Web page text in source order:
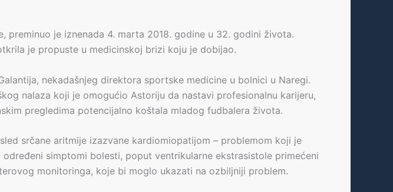
preminuo je iznenada 4. marta 2018. godine u 32. godini života.
je propuste u medicinskoj brizi koju je dobijao.
nekadašnjeg direktora sportske medicine u bolnici u Naregi.
nalaza koji je omogućio Astoriju da nastavi profesionalnu karijeru,
pregledima potencijalno koštala mladog fudbalera života.
srčane aritmije izazvane kardiomiopatijom – problemom koji je
simptomi bolesti, poput ventrikularne ekstrasistole primećeni
monitoringa, koje bi moglo ukazati na ozbiljniji problem.